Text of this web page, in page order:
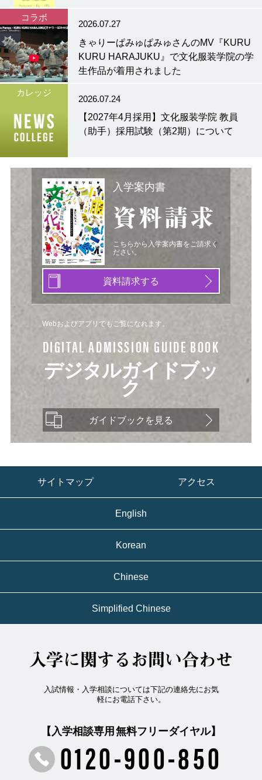
コラボ
2026.07.27
きゃりーぱみゅぱみゅさんのMV『KURU
KURU HARAJUKU』で文化服装学院の学
生作品が着用されました
カレッジ
2026.07.24
【2027年4月採用】文化服装学院 教員
（助手）採用試験（第2期）について
入学案内書
資料請求
こちらから入学案内書をご請求く
ださい。
資料請求する
Webおよびアプリでもご覧になれます。
DIGITAL ADMISSION GUIDE BOOK
デジタルガイドブッ
ク
ガイドブックを見る
サイトマップ アクセス
English
Korean
Chinese
Simplified Chinese
入学に関するお問い合わせ
入試情報・入学相談については下記の連絡先にお気
軽にお電話下さい。
0120-900-850
【入学相談専用 無料フリーダイヤル】